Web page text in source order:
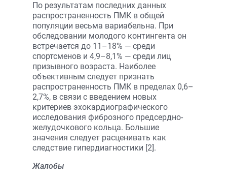
По результатам последних данных
распространенность ПМК в общей
популяции весьма вариабельна. При
обследовании молодого контингента он
встречается до 11–18% — среди
спортсменов и 4,9–8,1% — среди лиц
призывного возраста. Наиболее
объективным следует признать
распространенность ПМК в пределах 0,6–
2,7%, в связи с введением новых
критериев эхокардиографического
исследования фиброзного предсердно-
желудочкового кольца. Большие
значения следует расценивать как
следствие гипердиагностики [2].
Жалобы